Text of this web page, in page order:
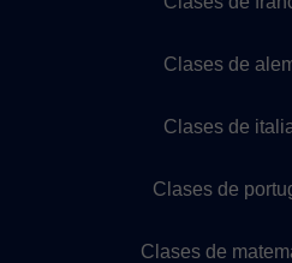
Clases de
Clases de
Clases de
Clases de